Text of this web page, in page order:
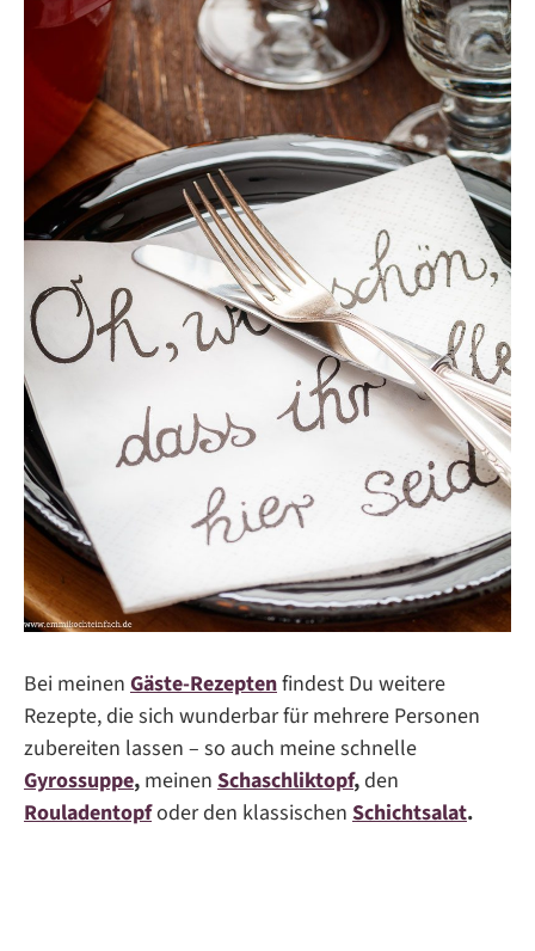
Bei meinen Gäste-Rezeptenfindest Du weitere
Rezepte, die sich wunderbar für mehrere Personen
zubereiten lassen – so auch meine schnelle
Gyrossuppe, meinen Schaschliktopf,den
Rouladentopfoder den klassischen Schichtsalat.